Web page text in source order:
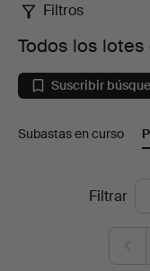
Todos
los
lotes
de
Filtros
Todos los
Suscribir
Subastas en curso
Filtrar